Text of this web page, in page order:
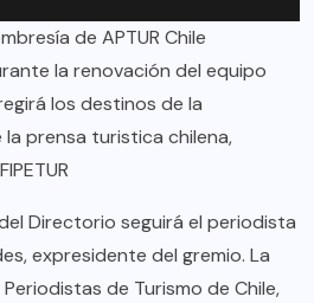
de APTUR Chile
la renovación del equipo
los destinos de la
prensa turistica chilena,
Directorio seguirá el periodista
expresidente del gremio. La
de Turismo de Chile,